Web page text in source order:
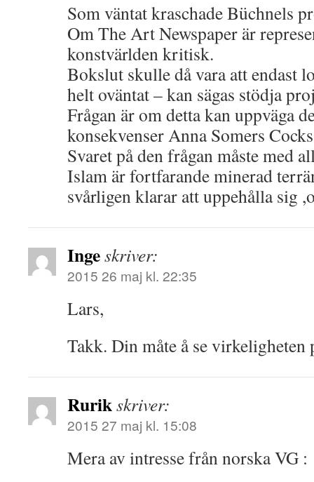
Som väntat kraschade Büchnels
Om The Art Newspaper är
konstvärlden kritisk.
Bokslut skulle då vara att endast
helt oväntat – kan sägas stödja
Frågan är om detta kan uppväga
konsekvenser Anna Somers
Svaret på den frågan måste med
Islam är fortfarande minerad
svårligen klarar att uppehålla sig
Ingeskriver:
2015 26 maj kl. 22:35
Lars,
Takk. Din måte å se
Rurikskriver:
2015 27 maj kl. 15:08
Mera av intresse från norska VG :